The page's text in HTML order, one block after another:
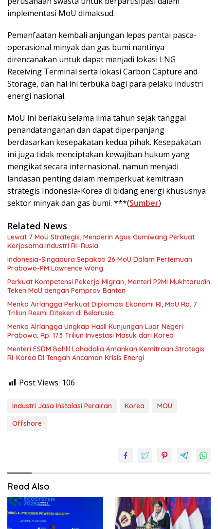
implementasi MoU dimaksud.
Pemanfaatan kembali anjungan lepas pantai pasca-
operasional minyak dan gas bumi nantinya
direncanakan untuk dapat menjadi lokasi LNG
Receiving Terminal serta lokasi Carbon Capture and
Storage, dan hal ini terbuka bagi para pelaku industri
energi nasional.
MoU ini berlaku selama lima tahun sejak tanggal
penandatanganan dan dapat diperpanjang
berdasarkan kesepakatan kedua pihak. Kesepakatan
ini juga tidak menciptakan kewajiban hukum yang
mengikat secara internasional, namun menjadi
landasan penting dalam memperkuat kemitraan
strategis Indonesia-Korea di bidang energi khususnya
sektor minyak dan gas bumi. ***(Sumber)
Related News
Lewat 7 MoU Strategis, Menperin Agus Gumiwang Perkuat
Kerjasama Industri RI–Rusia
Indonesia-Singapura Sepakati 26 MoU Dalam Pertemuan
Prabowo-PM Lawrence Wong
Perkuat Kompetensi Pekerja Migran, Menteri P2MI Mukhtarudin
Teken MoU dengan Pemprov Banten
Menko Airlangga Perkuat Diplomasi Ekonomi RI, MoU Rp. 7
Triliun Resmi Diteken di Belarusia
Menko Airlangga Ungkap Hasil Kunjungan Luar Negeri
Prabowo: Rp. 173 Triliun Investasi Masuk dari Korea
Menteri ESDM Bahlil Lahadalia Amankan Kemitraan Strategis
RI-Korea Di Tengah Ancaman Krisis Energi
Post Views: 106
Industri Jasa Instalasi Perairan Korea
MOU
Offshore
Read Also